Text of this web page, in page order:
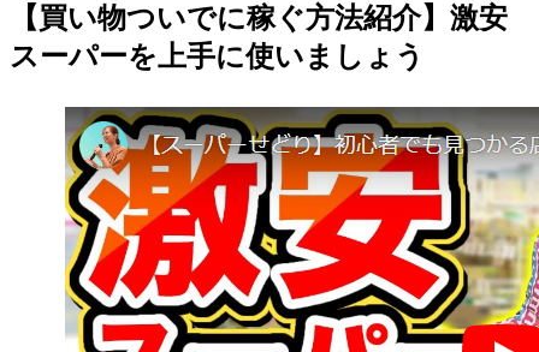
【買い物ついでに稼ぐ方法紹介】激安
スーパーを上手に使いましょう